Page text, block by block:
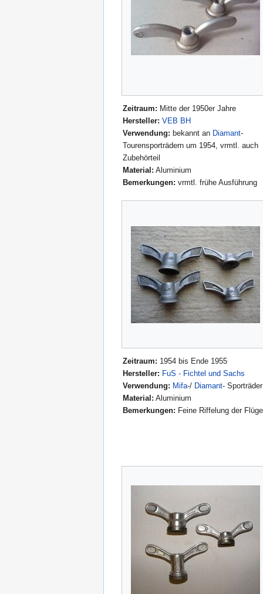
Zeitraum: Mitte der 1950er Jahre
Hersteller: VEB BH
Verwendung: bekannt an Diamant-
Tourensporträdern um 1954, vrmtl. auch
Zubehörteil
Material: Aluminium
Bemerkungen: vrmtl. frühe Ausführung
Zeitraum: 1954 bis Ende 1955
Hersteller: FuS - Fichtel und Sachs
Verwendung: Mifa-/ Diamant- Sporträder
Material: Aluminium
Bemerkungen: Feine Riffelung der